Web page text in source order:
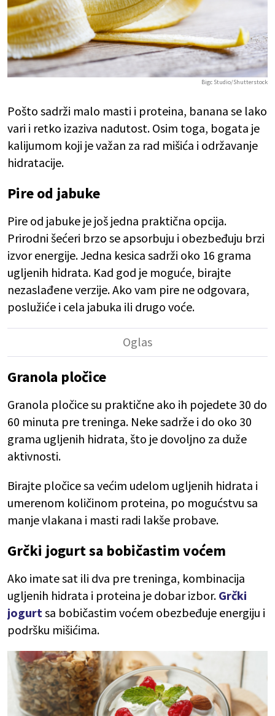
Bigc Studio/Shutterstock
Pošto sadrži malo masti i proteina, banana se lako
vari i retko izaziva nadutost. Osim toga, bogata je
kalijumom koji je važan za rad mišića i održavanje
hidratacije.
Pire od jabuke
Pire od jabuke je još jedna praktična opcija.
Prirodni šećeri brzo se apsorbuju i obezbeđuju brzi
izvor energije. Jedna kesica sadrži oko 16 grama
ugljenih hidrata. Kad god je moguće, birajte
nezaslađene verzije. Ako vam pire ne odgovara,
poslužiće i cela jabuka ili drugo voće.
Granola pločice
Granola pločice su praktične ako ih pojedete 30 do
60 minuta pre treninga. Neke sadrže i do oko 30
grama ugljenih hidrata, što je dovoljno za duže
aktivnosti.
Birajte pločice sa većim udelom ugljenih hidrata i
umerenom količinom proteina, po mogućstvu sa
manje vlakana i masti radi lakše probave.
Grčki jogurt sa bobičastim voćem
Ako imate sat ili dva pre treninga, kombinacija
ugljenih hidrata i proteina je dobar izbor. Grčki
jogurt sa bobičastim voćem obezbeđuje energiju i
podršku mišićima.